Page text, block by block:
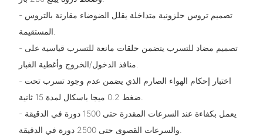
- تصميم تروس حلزونية متداخلة يقلل الضوضاء مقارنة بالتروس
- تصميم مضاد للتسرب يتضمن حلقات مانعة للتسرب قياسية على
- اختبار إحكام الهواء الصارم الذي يضمن عدم وجود تسرب تحت
- يعمل بكفاءة عند السرعات المقدرة حتى 1500 دورة في الدقيقة